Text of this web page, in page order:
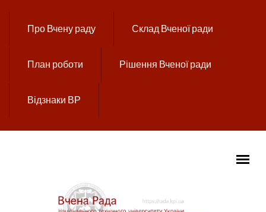
Про Вчену раду Склад Вченої ради
План роботи Рішення Вченої ради
Відзнаки ВР